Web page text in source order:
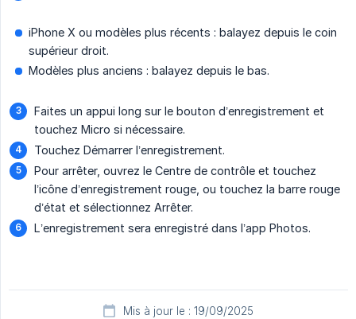
iPhone X ou modèles plus récents : balayez depuis le coin
supérieur droit.
Modèles plus anciens : balayez depuis le bas.
Faites un appui long sur le bouton d’enregistrement et
touchez Micro si nécessaire.
Touchez Démarrer l’enregistrement.
Pour arrêter, ouvrez le Centre de contrôle et touchez
l’icône d’enregistrement rouge, ou touchez la barre rouge
d’état et sélectionnez Arrêter.
L’enregistrement sera enregistré dans l’app Photos.
Mis à jour le : 19/09/2025